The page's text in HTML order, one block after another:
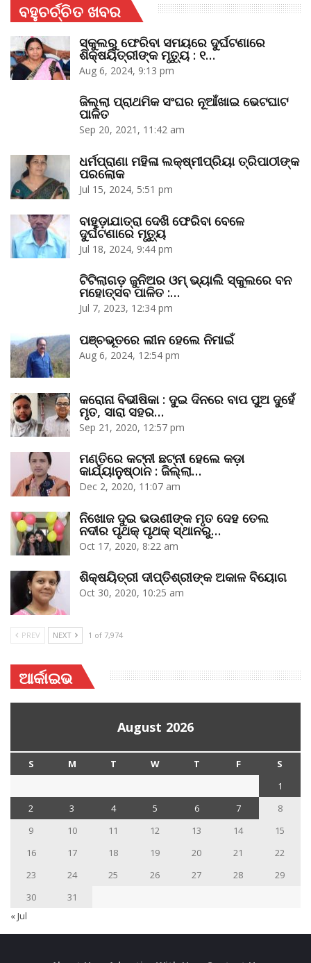
ବହୁଚର୍ଚ୍ଚିତ ଖବର
ସ୍କୁଲରୁ ଫେରିବା ସମୟରେ ଦୁର୍ଘଟଣାରେ
ଶିକ୍ଷୟିତ୍ରୀଙ୍କ ମୃତ୍ୟୁ : ୧…
Aug 6, 2024, 9:13 pm
ଜିଲ୍ଲା ପ୍ରାଥମିକ ସଂଘର ନୂଆଁଖାଇ ଭେଟଘାଟ
ପାଳିତ
Sep 20, 2021, 11:42 am
ଧର୍ମପ୍ରାଣା ମହିଳା ଲକ୍ଷ୍ମୀପ୍ରିୟା ତ୍ରିପାଠୀଙ୍କ
ପରଲୋକ
Jul 15, 2024, 5:51 pm
ବାହୁଡ଼ାଯାତ୍ରା ଦେଖି ଫେରିବା ବେଳେ
ଦୁର୍ଘଟଣାରେ ମୃତ୍ୟୁ
Jul 18, 2024, 9:44 pm
ଟିଟିଲାଗଡ଼ ଜୁନିଅର ଓମ୍‌ ଭ୍ୟାଲି ସ୍କୁଲରେ ବନ
ମହୋତ୍ସବ ପାଳିତ :…
Jul 7, 2023, 12:34 pm
ପଞ୍ଚଭୂତରେ ଲୀନ ହେଲେ ନିମାଇଁ
Aug 6, 2024, 12:54 pm
କରୋନା ବିଭୀଷିକା : ଦୁଇ ଦିନରେ ବାପ ପୁଅ ଦୁହେଁ
ମୃତ, ସାରା ସହର…
Sep 21, 2020, 12:57 pm
ମଣ୍ତିରେ କଟ୍‌ନୀ ଛଟ୍‌ନୀ ହେଲେ କଡ଼ା
କାର୍ଯ୍ୟାନୁଷ୍ଠାନ : ଜିଲ୍ଲା…
Dec 2, 2020, 11:07 am
ନିଖୋଜ ଦୁଇ ଭଉଣୀଙ୍କ ମୃତ ଦେହ ତେଲ
ନଦୀର ପୃଥକ୍‌ ପୃଥକ୍‌ ସ୍ଥାନରୁ…
Oct 17, 2020, 8:22 am
ଶିକ୍ଷୟିତ୍ରୀ ଦୀପ୍ତିଶ୍ରୀଙ୍କ ଅକାଳ ବିୟୋଗ
Oct 30, 2020, 10:25 am
PREV NEXT 1 of 7,974
ଆର୍କାଇଭ
August 2026
S M T W T F
S
1
2
3 4 5 6 7
8
9
10 11 12 13 14
15
16
17 18 19 20 21
22
23
24 25 26 27 28
29
30
31
« Jul